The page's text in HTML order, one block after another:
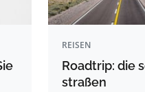
REISEN
Roadtrip: die
straßen